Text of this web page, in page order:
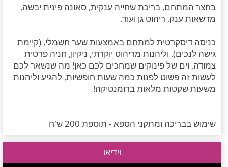
בחצר המתחם, בריכת שחייה ענקית, סאונה פינית יבשה,
מדשאות ענק, ריהוט גן ועוד.
כניסה דיסקרטית למתחם באמצעות שער חשמלי, (קיימת
גישה לנכים). וליהנות מריהוט יוקרתי, ניקיון, חניה פרטית
צמודה, וים של פינוקים שמחכים לכם כאן! מה שנשאר לכם
לעשות זה פשוט לפנות כמה שעות חופשיות, להגיע וליהנות
משעות שקטות מלאות ברומנטיקה!
שימוש בבריכה ומתקני הספא - תוספת 200 ש'ח
וידיאו